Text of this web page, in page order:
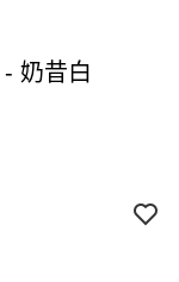
- 奶昔白